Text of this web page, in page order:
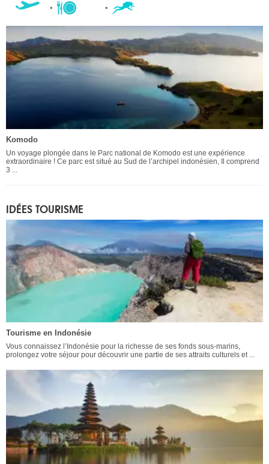
Komodo
Un voyage plongée dans le Parc national de Komodo est une expérience
extraordinaire ! Ce parc est situé au Sud de l’archipel indonésien, Il comprend
3 ...
IDÉES TOURISME
Tourisme en Indonésie
Vous connaissez l’Indonésie pour la richesse de ses fonds sous-marins,
prolongez votre séjour pour découvrir une partie de ses attraits culturels et ...